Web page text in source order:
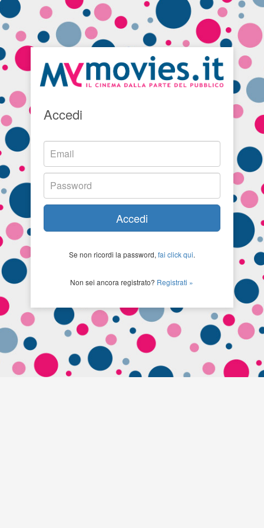
Accedi
Accedi
Se non ricordi la password, fai click qui.
Non sei ancora registrato? Registrati »